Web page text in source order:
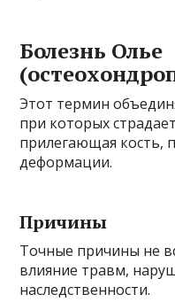
Болезнь Олье
Этот термин
при которых
прилегающая кость,
деформации.
Причины
Точные причины не
влияние травм,
наследственности.